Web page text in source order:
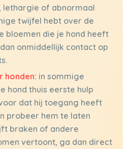
lethargie of abnormaal
twijfel hebt over de
bloemen die je hond heeft
onmiddellijk contact op
honden: in sommige
hond thuis eerste hulp
dat hij toegang heeft
probeer hem te laten
braken of andere
vertoont, ga dan direct